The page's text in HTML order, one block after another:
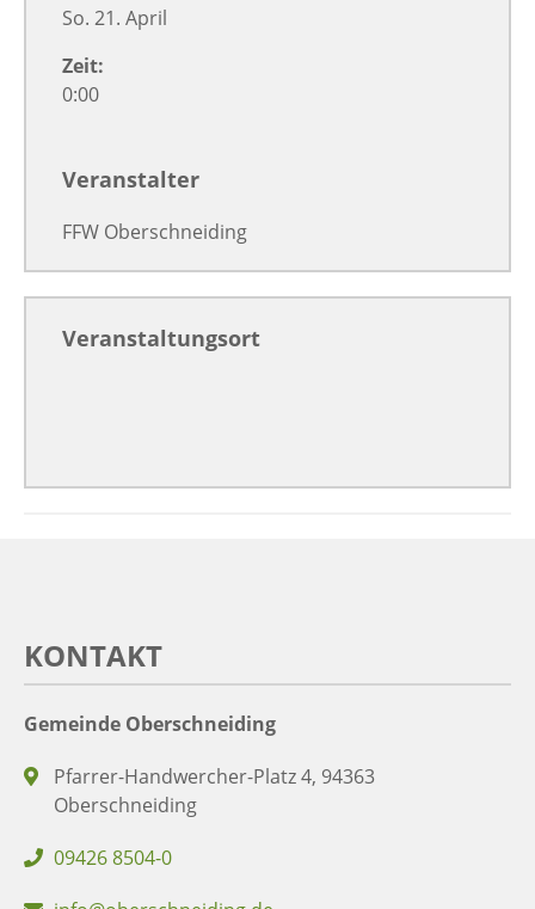
So. 21. April
Zeit:
0:00
Veranstalter
FFW Oberschneiding
Veranstaltungsort
KONTAKT
Gemeinde Oberschneiding
Pfarrer-Handwercher-Platz 4, 94363
Oberschneiding
09426 8504-0